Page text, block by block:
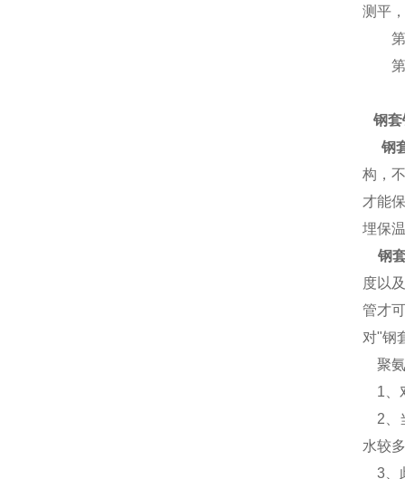
测平
第四
第五
钢
钢
构，
才能
埋保
钢套
度以
管才
对"钢
聚氨
1、
2、
水较
3、